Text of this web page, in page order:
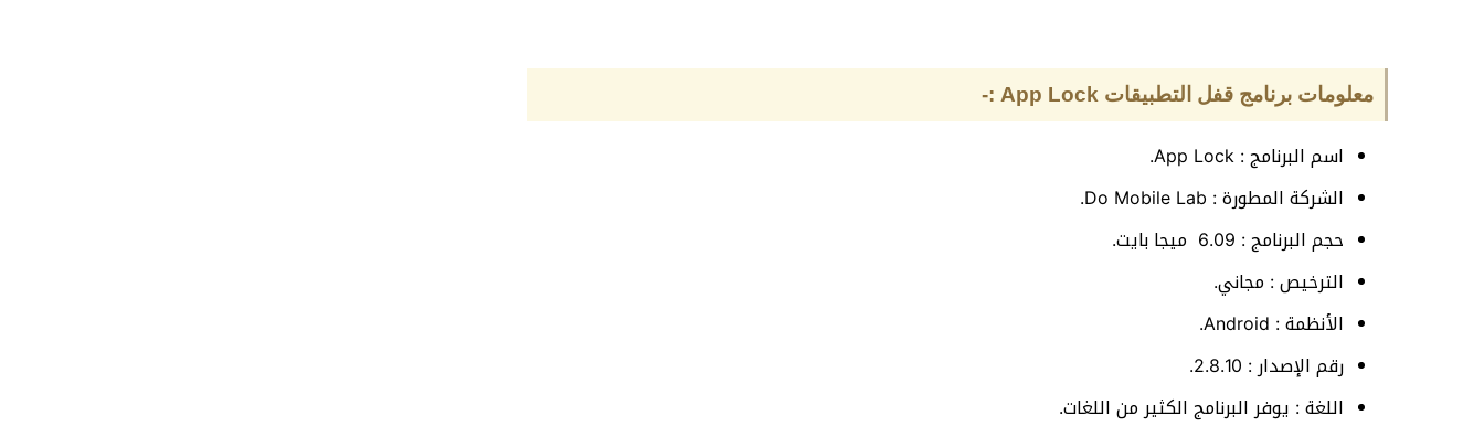
معلومات برنامج قفل التطبيقات App Lock :-
اسم البرنامج : App Lock.
الشركة المطورة : Do Mobile Lab.
حجم البرنامج : 6.09 ميجا بايت.
الترخيص : مجاني.
الأنظمة : Android.
رقم الإصدار : 2.8.10.
اللغة : يوفر البرنامج الكثير من اللغات.